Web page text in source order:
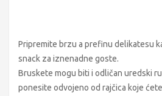
Pripremite brzu a prefinu delikatesu
snack za iznenadne goste.
Bruskete mogu biti i odličan uredski
ponesite odvojeno od rajčica koje